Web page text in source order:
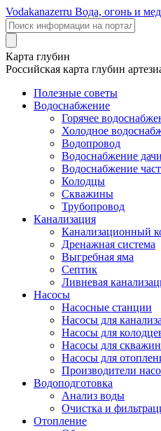
Vodakanazerru Вода, огонь и
Карта глубин
Российская карта глубин
Полезные советы
Водоснабжение
Горячее
Холодное
Водопровод
Водоснабжение дачи
Водоснабжение
Колодцы
Скважины
Трубопровод
Канализация
Канализационный
Дренажная система
Выгребная яма
Септик
Ливневая
Насосы
Насосные станции
Насосы для
Насосы для
Насосы для скважин
Насосы для
Производители
Водоподготовка
Анализ воды
Очистка и
Отопление